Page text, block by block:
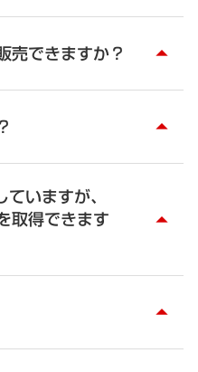
法や保存方法によって
2年、長ければ10年近
ム製のため、使わなく
す。加水分解は空気中
手に触れることで化合
さらとした状態を保ち
する方法についてはウ
ていますので、検索し
ものを購入する必要が
売できますか？ arrow_drop_up
。
ナルトレーニングを2回
とリスクをしっかりと
が万が一怪我や事故を
が及ぶ可能性がありま
風評被害も生じる可能
ていない個人が販売し
にも及んできます。
arrow_drop_up
くできるのは、BFRベ
ムを重ねることで常に
います。
用頻度や保管状況によ
なります。
いますが、
取得できます arrow_drop_up
協会の血流制限のプロ
ンスから最適化され
を取得して、是非、ト
arrow_drop_up
流制限を行う際に、軽